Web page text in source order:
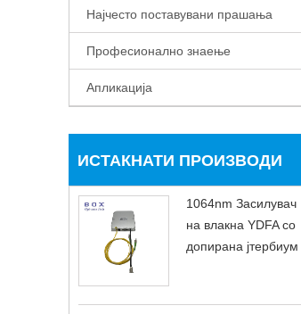
Најчесто поставувани прашања
Професионално знаење
Апликација
ИСТАКНАТИ ПРОИЗВОДИ
1064nm Засилувач
на влакна YDFA со
допирана јтербиум